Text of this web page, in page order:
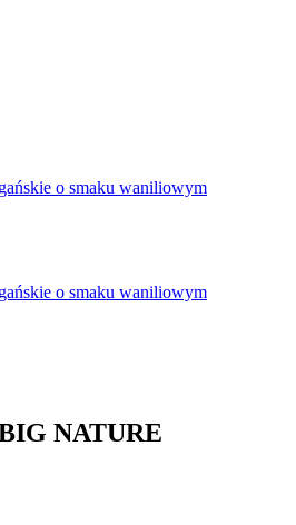
o smaku waniliowym
o smaku waniliowym
NATURE